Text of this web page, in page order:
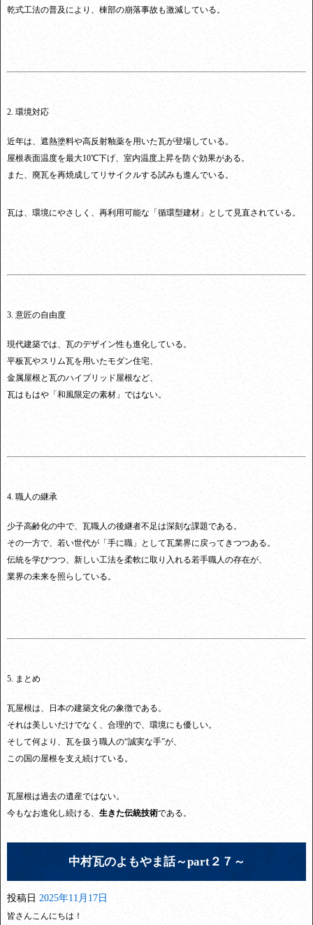
乾式工法の普及により、棟部の崩落事故も激減している。
2. 環境対応
近年は、遮熱塗料や高反射釉薬を用いた瓦が登場している。
屋根表面温度を最大10℃下げ、室内温度上昇を防ぐ効果がある。
また、廃瓦を再焼成してリサイクルする試みも進んでいる。
瓦は、環境にやさしく、再利用可能な「循環型建材」として見直されている。
3. 意匠の自由度
現代建築では、瓦のデザイン性も進化している。
平板瓦やスリム瓦を用いたモダン住宅、
金属屋根と瓦のハイブリッド屋根など、
瓦はもはや「和風限定の素材」ではない。
4. 職人の継承
少子高齢化の中で、瓦職人の後継者不足は深刻な課題である。
その一方で、若い世代が「手に職」として瓦業界に戻ってきつつある。
伝統を学びつつ、新しい工法を柔軟に取り入れる若手職人の存在が、
業界の未来を照らしている。
5. まとめ
瓦屋根は、日本の建築文化の象徴である。
それは美しいだけでなく、合理的で、環境にも優しい。
そして何より、瓦を扱う職人の“誠実な手”が、
この国の屋根を支え続けている。
瓦屋根は過去の遺産ではない。
今もなお進化し続ける、 生きた伝統技術である。
中村瓦のよもやま話～part２７～
投稿日 2025年11月17日
皆さんこんにちは！